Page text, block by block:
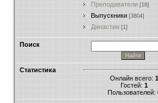
Преподаватели [16]
Выпускники [3804]
Династии [1]
Поиск
Статистика
Онлайн всего: 1
Гостей: 1
Пользователей: